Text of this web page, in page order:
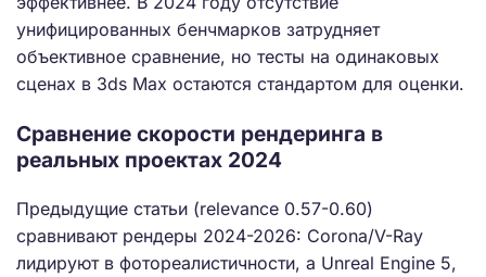
унифицированных бенчмарков затрудняет
объективное сравнение, но тесты на одинаковых
сценах в 3ds Max остаются стандартом для оценки.
Сравнение скорости рендеринга в
реальных проектах 2024
Предыдущие статьи (relevance 0.57-0.60)
сравнивают рендеры 2024-2026: Corona/V-Ray
лидируют в фотореалистичности, а Unreal Engine 5,